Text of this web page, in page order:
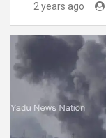
2 years ago